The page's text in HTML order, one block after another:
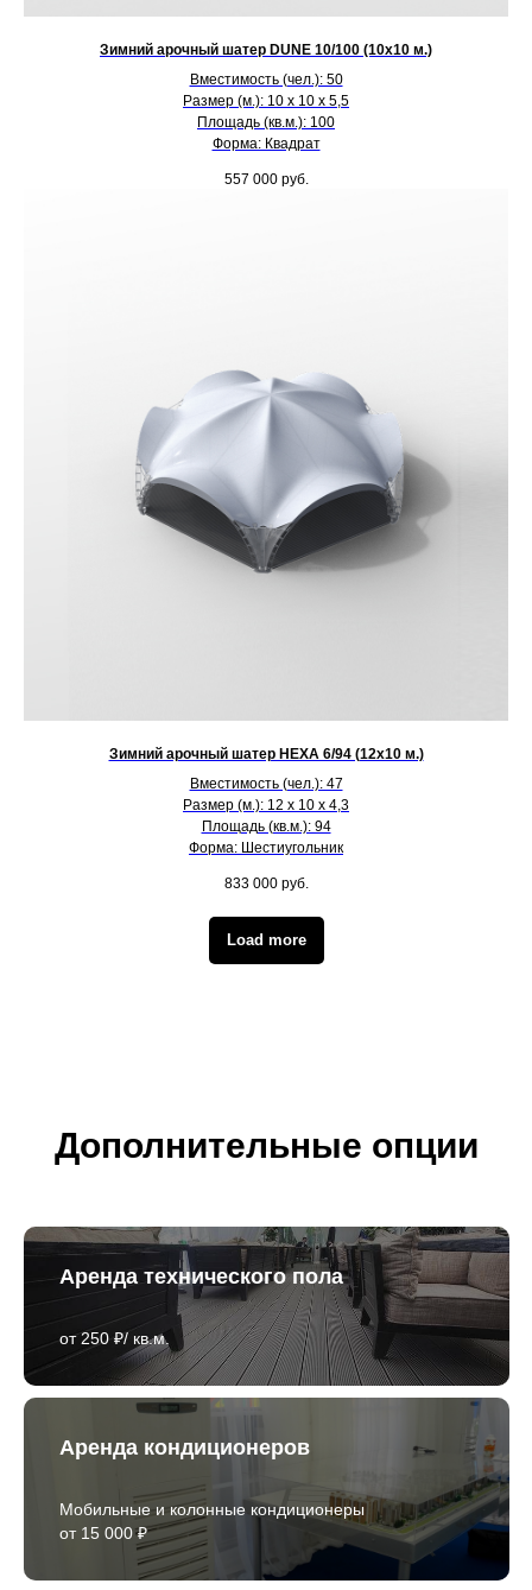
Зимний арочный шатер DUNE 10/100 (10х10 м.)
Вместимость (чел.): 50
Размер (м.): 10 х 10 х 5,5
Площадь (кв.м.): 100
Форма: Квадрат
557 000 руб.
Зимний арочный шатер HEXA 6/94 (12х10 м.)
Вместимость (чел.): 47
Размер (м.): 12 х 10 х 4,3
Площадь (кв.м.): 94
Форма: Шестиугольник
833 000 руб.
Load more
Дополнительные опции
Аренда технического пола
от 250 ₽/ кв.м.
Аренда кондиционеров
Мобильные и колонные кондиционеры
от 15 000 ₽